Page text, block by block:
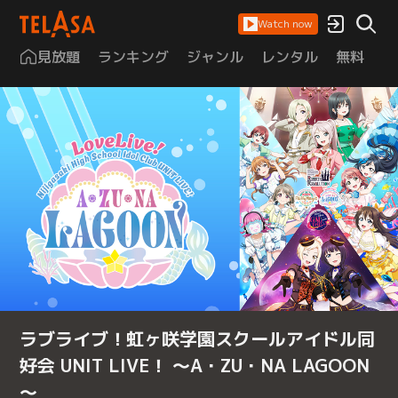
Watch now
見放題 ランキング ジャンル レンタル 無料
ラブライブ！虹ヶ咲学園スクールアイドル同
好会 UNIT LIVE！ ～A・ZU・NA LAGOON
～